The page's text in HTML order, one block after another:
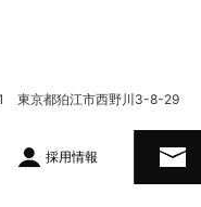
東京都狛江市西野川3-8-29
採用情報